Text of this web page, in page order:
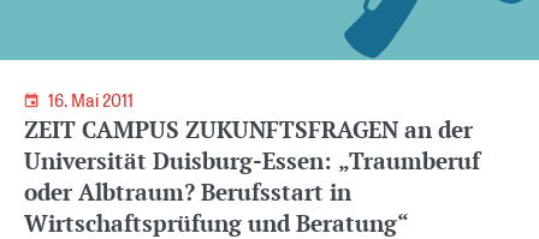
16. Mai 2011
ZEIT CAMPUS ZUKUNFTSFRAGEN an der
Universität Duisburg-Essen: „Traumberuf
oder Albtraum? Berufsstart in
Wirtschaftsprüfung und Beratung“